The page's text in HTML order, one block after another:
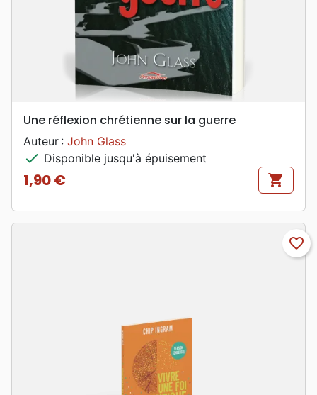
Une réflexion chrétienne sur la guerre
Auteur : John Glass
check Disponible jusqu'à épuisement
Prix
1,90 € shopping_cart
favorite_border